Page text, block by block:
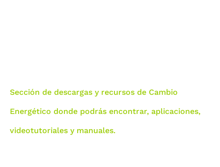
Sección de descargas y recursos de Cambio
Energético donde podrás encontrar, aplicaciones,
videotutoriales y manuales.